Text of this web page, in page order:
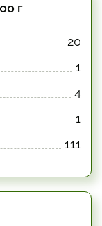
г
20
1
4
1
111